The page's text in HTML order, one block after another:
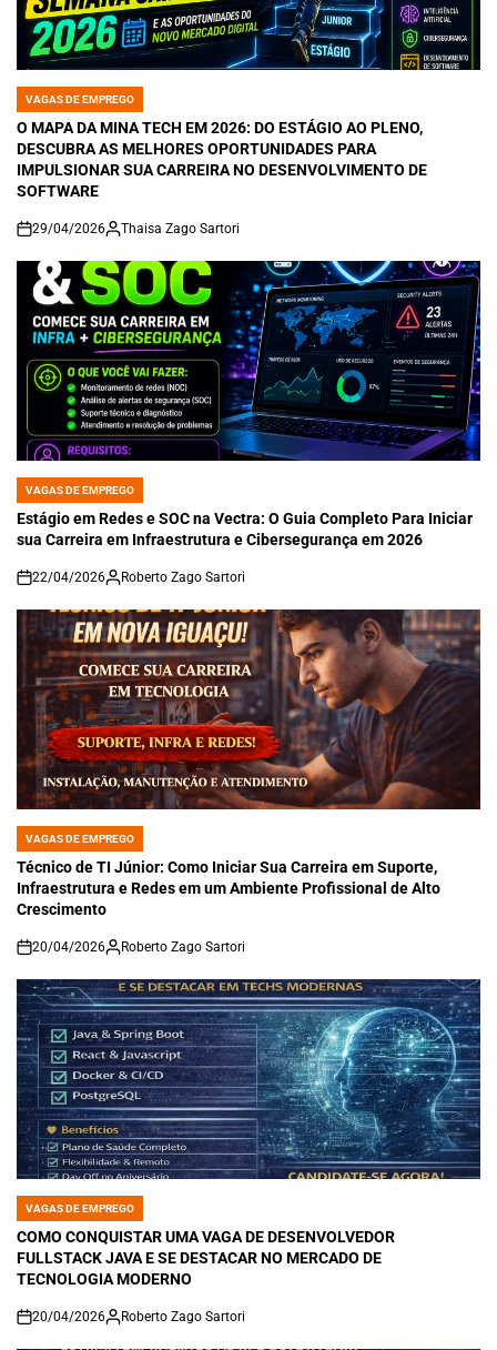
POSTED
IN
VAGAS DE EMPREGO
O MAPA DA MINA TECH EM 2026: DO ESTÁGIO AO PLENO,
DESCUBRA AS MELHORES OPORTUNIDADES PARA
IMPULSIONAR SUA CARREIRA NO DESENVOLVIMENTO DE
SOFTWARE
on
29/04/2026 Thaisa Zago Sartori
POSTED
IN
VAGAS DE EMPREGO
Estágio em Redes e SOC na Vectra: O Guia Completo Para Iniciar
sua Carreira em Infraestrutura e Cibersegurança em 2026
on
22/04/2026 Roberto Zago Sartori
POSTED
IN
VAGAS DE EMPREGO
Técnico de TI Júnior: Como Iniciar Sua Carreira em Suporte,
Infraestrutura e Redes em um Ambiente Profissional de Alto
Crescimento
on
20/04/2026 Roberto Zago Sartori
POSTED
IN
VAGAS DE EMPREGO
COMO CONQUISTAR UMA VAGA DE DESENVOLVEDOR
FULLSTACK JAVA E SE DESTACAR NO MERCADO DE
TECNOLOGIA MODERNO
on
20/04/2026 Roberto Zago Sartori